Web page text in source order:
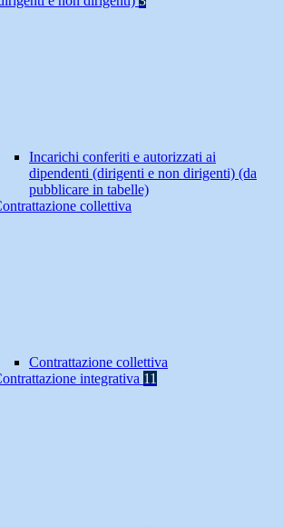
Incarichi conferiti e autorizzati ai
dipendenti (dirigenti e non dirigenti) (da
pubblicare in tabelle)
collettiva
Contrattazione collettiva
integrativa 11